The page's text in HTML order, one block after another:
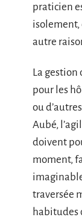
praticien
isolement,
autre
La
pour les
ou
Aubé,
doivent
moment,
traversée
habitudes